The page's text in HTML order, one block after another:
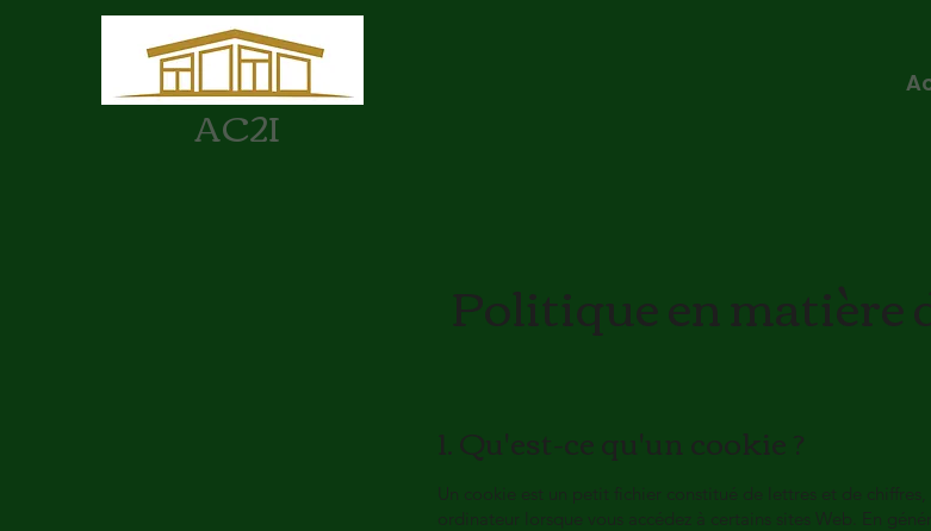
AC2I
Politique en matière
1. Qu'est-ce qu'un cookie ?
Un cookie est un petit fichier constitué de lettres et de chiffres,
ordinateur lorsque vous accédez à certains sites Web. En